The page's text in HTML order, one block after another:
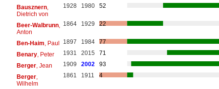
Bausznern,
Dietrich von
1928 1980 52
Beer-Walbrunn,
Anton
1864 1929 22
Ben-Haim , Paul 1897 1984
77
Benary, Peter 1931 2015
71
Berger, Jean 1909 2002
93
Berger,
Wilhelm
1861 1911 4